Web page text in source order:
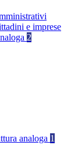
e imprese
2
analoga 1